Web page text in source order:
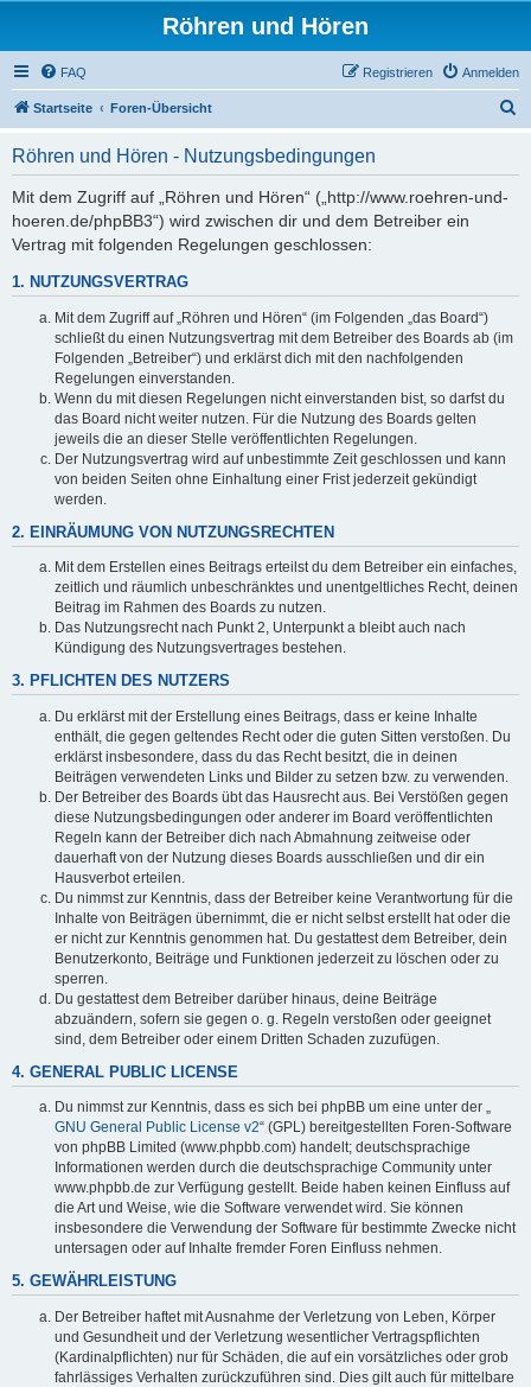
Röhren und Hören
FAQ Anmelden
Registrieren
Startseite Foren-Übersicht
Röhren und Hören - Nutzungsbedingungen
Mit dem Zugriff auf „Röhren und Hören“ („http://www.roehren-und-
hoeren.de/phpBB3“) wird zwischen dir und dem Betreiber ein
Vertrag mit folgenden Regelungen geschlossen:
1. NUTZUNGSVERTRAG
Mit dem Zugriff auf „Röhren und Hören“ (im Folgenden „das Board“)
schließt du einen Nutzungsvertrag mit dem Betreiber des Boards ab (im
Folgenden „Betreiber“) und erklärst dich mit den nachfolgenden
Regelungen einverstanden.
Wenn du mit diesen Regelungen nicht einverstanden bist, so darfst du
das Board nicht weiter nutzen. Für die Nutzung des Boards gelten
jeweils die an dieser Stelle veröffentlichten Regelungen.
Der Nutzungsvertrag wird auf unbestimmte Zeit geschlossen und kann
von beiden Seiten ohne Einhaltung einer Frist jederzeit gekündigt
werden.
2. EINRÄUMUNG VON NUTZUNGSRECHTEN
Mit dem Erstellen eines Beitrags erteilst du dem Betreiber ein einfaches,
zeitlich und räumlich unbeschränktes und unentgeltliches Recht, deinen
Beitrag im Rahmen des Boards zu nutzen.
Das Nutzungsrecht nach Punkt 2, Unterpunkt a bleibt auch nach
Kündigung des Nutzungsvertrages bestehen.
3. PFLICHTEN DES NUTZERS
Du erklärst mit der Erstellung eines Beitrags, dass er keine Inhalte
enthält, die gegen geltendes Recht oder die guten Sitten verstoßen. Du
erklärst insbesondere, dass du das Recht besitzt, die in deinen
Beiträgen verwendeten Links und Bilder zu setzen bzw. zu verwenden.
Der Betreiber des Boards übt das Hausrecht aus. Bei Verstößen gegen
diese Nutzungsbedingungen oder anderer im Board veröffentlichten
Regeln kann der Betreiber dich nach Abmahnung zeitweise oder
dauerhaft von der Nutzung dieses Boards ausschließen und dir ein
Hausverbot erteilen.
Du nimmst zur Kenntnis, dass der Betreiber keine Verantwortung für die
Inhalte von Beiträgen übernimmt, die er nicht selbst erstellt hat oder die
er nicht zur Kenntnis genommen hat. Du gestattest dem Betreiber, dein
Benutzerkonto, Beiträge und Funktionen jederzeit zu löschen oder zu
sperren.
Du gestattest dem Betreiber darüber hinaus, deine Beiträge
abzuändern, sofern sie gegen o. g. Regeln verstoßen oder geeignet
sind, dem Betreiber oder einem Dritten Schaden zuzufügen.
4. GENERAL PUBLIC LICENSE
Du nimmst zur Kenntnis, dass es sich bei phpBB um eine unter der „
GNU General Public License v2“ (GPL) bereitgestellten Foren-Software
von phpBB Limited (www.phpbb.com) handelt; deutschsprachige
Informationen werden durch die deutschsprachige Community unter
www.phpbb.de zur Verfügung gestellt. Beide haben keinen Einfluss auf
die Art und Weise, wie die Software verwendet wird. Sie können
insbesondere die Verwendung der Software für bestimmte Zwecke nicht
untersagen oder auf Inhalte fremder Foren Einfluss nehmen.
5. GEWÄHRLEISTUNG
Der Betreiber haftet mit Ausnahme der Verletzung von Leben, Körper
und Gesundheit und der Verletzung wesentlicher Vertragspflichten
(Kardinalpflichten) nur für Schäden, die auf ein vorsätzliches oder grob
fahrlässiges Verhalten zurückzuführen sind. Dies gilt auch für mittelbare